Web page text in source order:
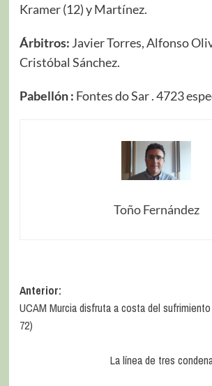
Kramer (12) y Martínez.
Árbitros: Javier Torres, Alfonso
Cristóbal Sánchez.
Pabellón : Fontes do Sar . 4723
Toño Fernández
Anterior:
UCAM Murcia disfruta a costa del
72)
La línea de tres